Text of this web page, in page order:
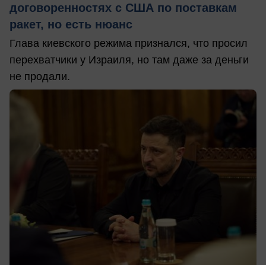
договоренностях с США по поставкам
ракет, но есть нюанс
Глава киевского режима признался, что просил
перехватчики у Израиля, но там даже за деньги
не продали.